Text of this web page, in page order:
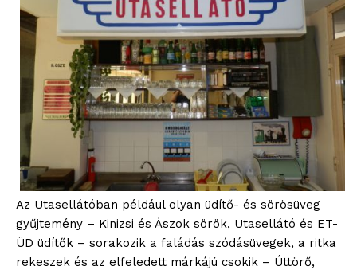
Az Utasellátóban például olyan üdítő- és sörösüveg
gyűjtemény – Kinizsi és Ászok sörök, Utasellátó és ET-
ÜD üdítők – sorakozik a faládás szódásüvegek, a ritka
rekeszek és az elfeledett márkájú csokik – Úttörő,